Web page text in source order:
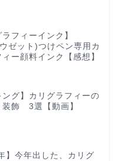
ラフィーインク】
ゼット)つけペン専用カ
ィー顔料インク【感想】
ング】カリグラフィーの
装飾 3選【動画】
】今年出した、カリグ